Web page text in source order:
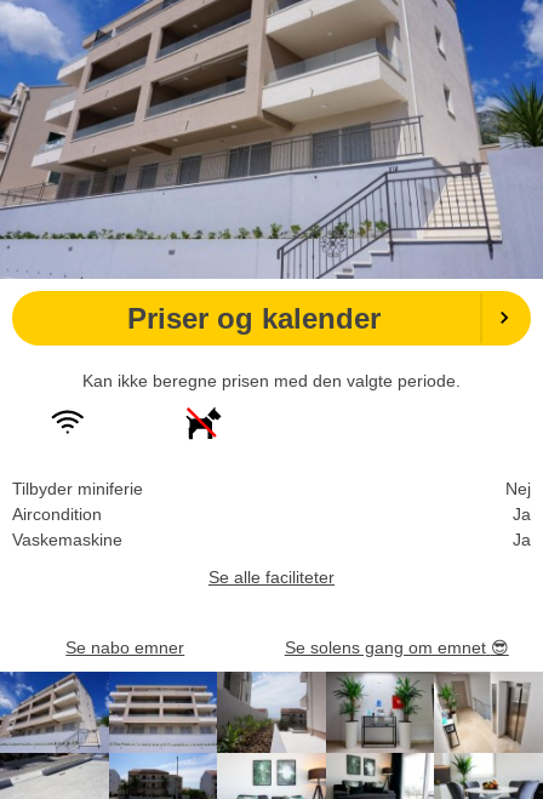
Priser og kalender
Kan ikke beregne prisen med den valgte periode.
Tilbyder miniferie
Nej
Aircondition
Ja
Vaskemaskine
Ja
Se alle faciliteter
Se nabo emner Se solens gang om emnet 😎